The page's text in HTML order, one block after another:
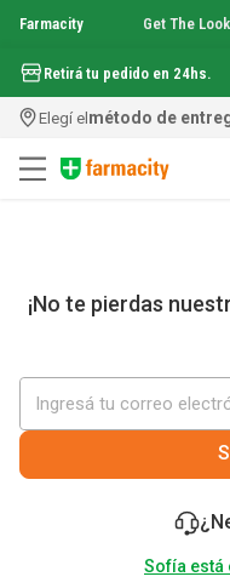
Farmacity Get The Look
Retirá tu pedido en 24hs.
Elegí elmétodo de
¡No te pierdas
Sofía está
garnier toque seco
. mela b3
6
loreal paris
8
9